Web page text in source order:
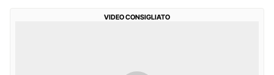
VIDEO CONSIGLIATO